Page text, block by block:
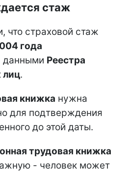
стаж
что страховой стаж
года
данными Реестра
лиц.
книжка нужна
для подтверждения
до этой даты.
трудовая книжка
- человек может